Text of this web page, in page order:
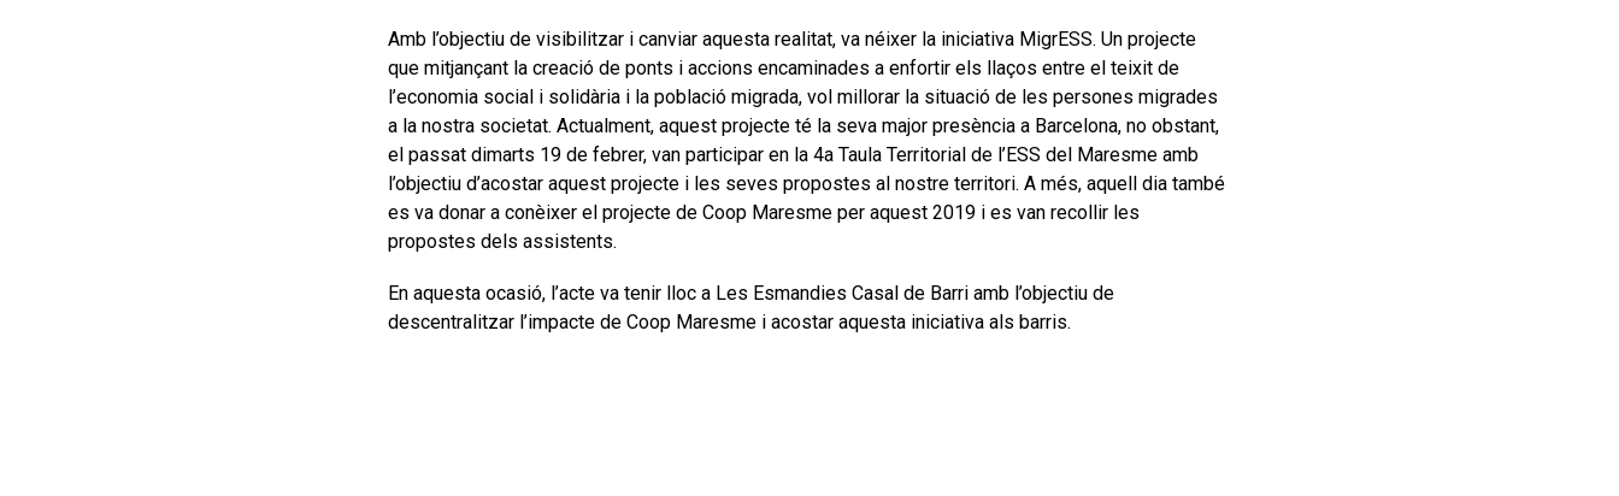
Amb l’objectiu de visibilitzar i canviar aquesta realitat, va néixer la iniciativa MigrESS. Un projecte
que mitjançant la creació de ponts i accions encaminades a enfortir els llaços entre el teixit de
l’economia social i solidària i la població migrada, vol millorar la situació de les persones migrades
a la nostra societat. Actualment, aquest projecte té la seva major presència a Barcelona, no obstant,
el passat dimarts 19 de febrer, van participar en la 4a Taula Territorial de l’ESS del Maresme amb
l’objectiu d’acostar aquest projecte i les seves propostes al nostre territori. A més, aquell dia també
es va donar a conèixer el projecte de Coop Maresme per aquest 2019 i es van recollir les
propostes dels assistents.
En aquesta ocasió, l’acte va tenir lloc a Les Esmandies Casal de Barri amb l’objectiu de
descentralitzar l’impacte de Coop Maresme i acostar aquesta iniciativa als barris.